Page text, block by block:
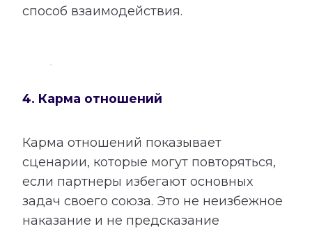
способ взаимодействия.
4. Карма отношений
Карма отношений показывает
сценарии, которые могут повторяться,
если партнеры избегают основных
задач своего союза. Это не неизбежное
наказание и не предсказание